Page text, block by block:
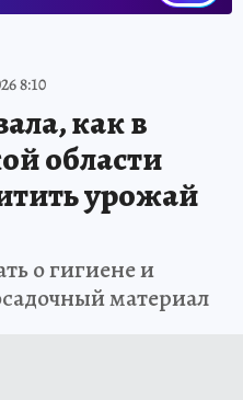
8:10
как в
области
урожай
о гигиене и
материал